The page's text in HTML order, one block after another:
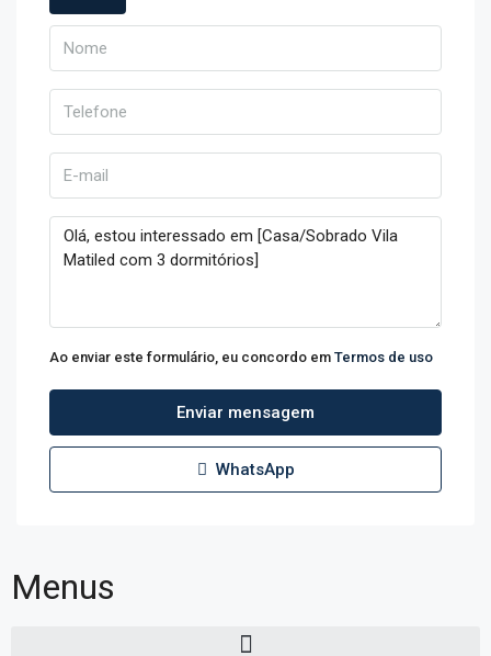
Ao enviar este formulário, eu concordo em Termos de uso
Enviar mensagem
WhatsApp
Menus